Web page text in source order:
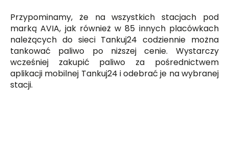
Przypominamy, że na wszystkich stacjach pod
marką AVIA, jak również w 85 innych placówkach
należących do sieci Tankuj24 codziennie można
tankować paliwo po niższej cenie. Wystarczy
wcześniej zakupić paliwo za pośrednictwem
aplikacji mobilnej Tankuj24 i odebrać je na wybranej
stacji.